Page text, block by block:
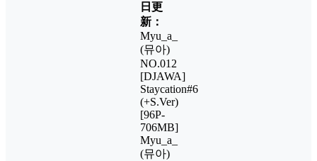
日更
新：
Myu_a_
(뮤아)
NO.012
[DJAWA]
Staycation#6
(+S.Ver)
[96P-
706MB]
Myu_a_
(뮤아)